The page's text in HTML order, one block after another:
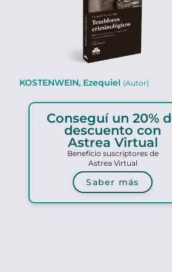
KOSTENWEIN, Ezequiel (Autor)
Conseguí un 20%
descuento con
Astrea Virtual
Beneficio suscriptores de
Astrea Virtual
Saber más